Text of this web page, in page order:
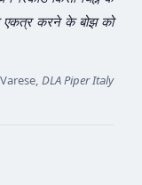
एकत्र करने के बोझ को
DLA Piper Italy